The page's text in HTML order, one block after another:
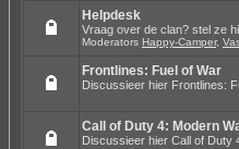
Helpdesk
Vraag over de clan? stel ze
Moderators Happy-Camper,
Frontlines: Fuel of War
Discussieer hier Frontlines:
Call of Duty 4: Modern
Discussieer hier Call of Duty